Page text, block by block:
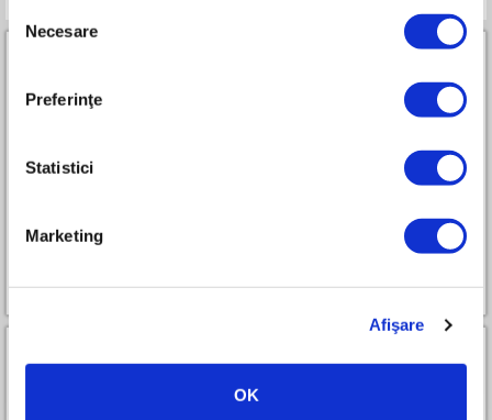
consimțământului
Necesare
Preferinţe
Statistici
Marketing
Afişare
OK